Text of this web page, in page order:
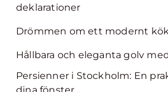
deklarationer
Drömmen om ett modernt
Hållbara och eleganta golv
Persienner i Stockholm: En